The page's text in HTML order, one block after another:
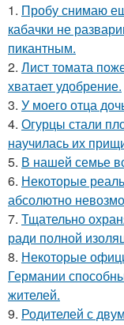
1. Пробу снимаю
кабачки не
пикантным.
2. Лист томата
хватает удобрение.
3. У моего отца
4. Огурцы стали
научилась их
5. В нашей семье
6. Некоторые
абсолютно
7. Тщательно
ради полной
8. Некоторые
Германии
жителей.
9. Родителей с